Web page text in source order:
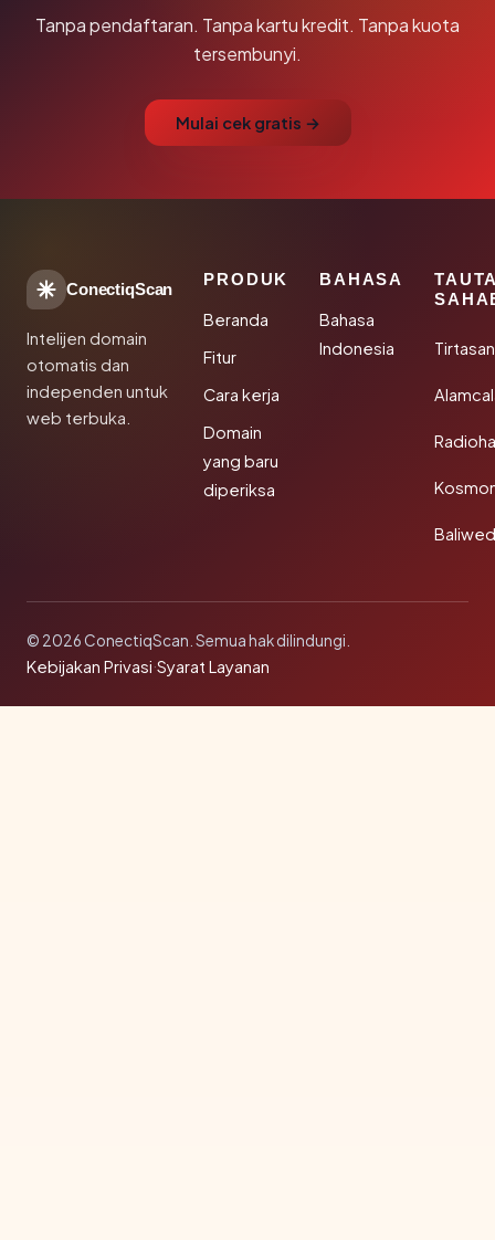
Tanpa pendaftaran. Tanpa kartu kredit. Tanpa kuota
tersembunyi.
Mulai cek gratis →
ConectiqScan
Intelijen domain
otomatis dan
independen untuk
web terbuka.
PRODUK
Beranda
Fitur
Cara kerja
Domain
yang baru
diperiksa
BAHASA
Bahasa
Indonesia
© 2026 ConectiqScan. Semua hak dilindungi.
Kebijakan Privasi·Syarat Layanan